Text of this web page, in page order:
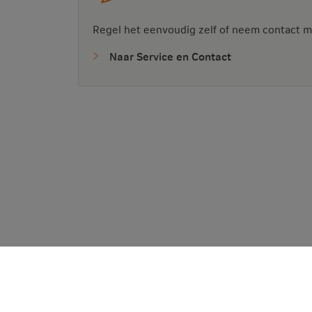
Regel het eenvoudig zelf of neem contact
Naar Service en Contact